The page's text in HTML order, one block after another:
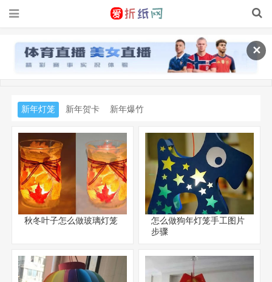
✕
新年灯笼 新年贺卡 新年爆竹
秋冬叶子怎么做玻璃灯笼
怎么做狗年灯笼手工图片
步骤